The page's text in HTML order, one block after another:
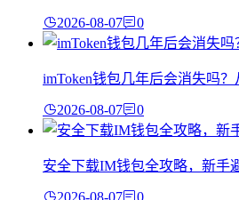
2026-08-07 0
imToken钱包几年后会消失吗？
2026-08-07 0
安全下载IM钱包全攻略，新手
2026-08-07 0